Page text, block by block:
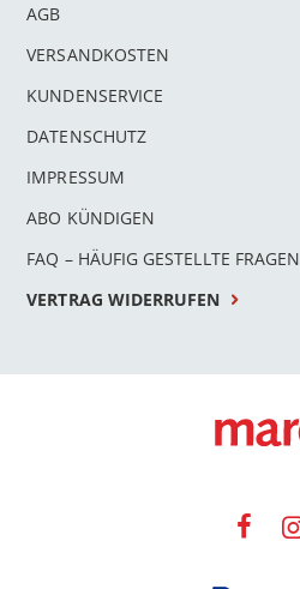
AGB
VERSANDKOSTEN
KUNDENSERVICE
DATENSCHUTZ
IMPRESSUM
ABO KÜNDIGEN
FAQ – HÄUFIG GESTELLTE FRAGEN
VERTRAG WIDERRUFEN